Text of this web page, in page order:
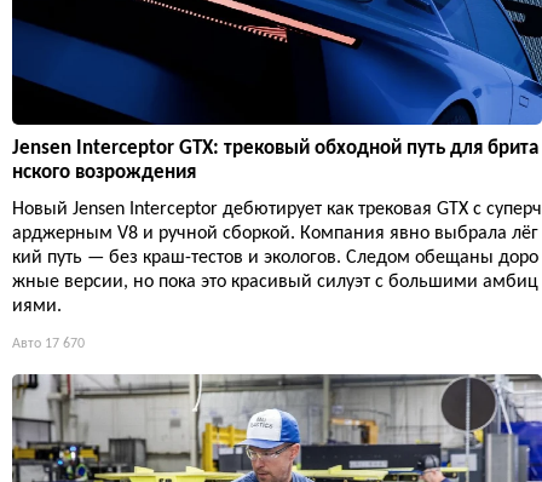
Jensen Interceptor GTX: трековый обходной путь для брита
нского возрождения
Новый Jensen Interceptor дебютирует как трековая GTX с суперч
арджерным V8 и ручной сборкой. Компания явно выбрала лёг
кий путь — без краш-тестов и экологов. Следом обещаны доро
жные версии, но пока это красивый силуэт с большими амбиц
иями.
Авто 17 670